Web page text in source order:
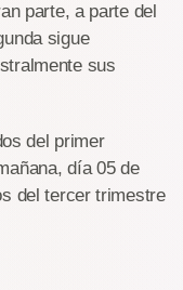
parte, a parte del
sigue
sus
del primer
día 05 de
del tercer trimestre